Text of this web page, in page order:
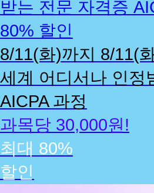
8/11(화)까지 8/11(
세계 어디서나 인정
AICPA 과정
과목당 30,000원!
최대 80%
할인